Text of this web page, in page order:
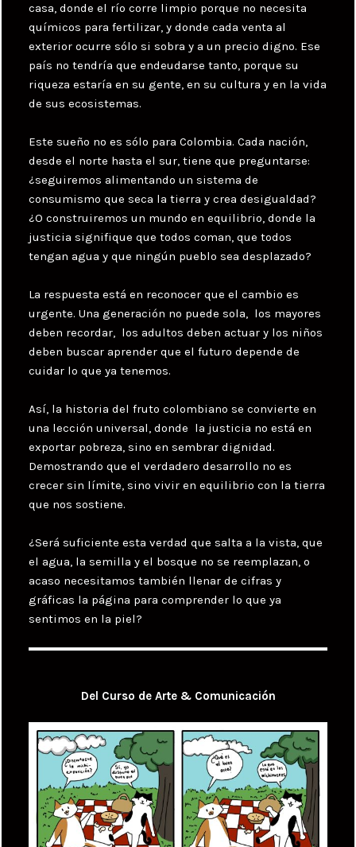
casa, donde el río corre limpio porque no necesita
químicos para fertilizar, y donde cada venta al
exterior ocurre sólo si sobra y a un precio digno. Ese
país no tendría que endeudarse tanto, porque su
riqueza estaría en su gente, en su cultura y en la vida
de sus ecosistemas.
Este sueño no es sólo para Colombia. Cada nación,
desde el norte hasta el sur, tiene que preguntarse:
¿seguiremos alimentando un sistema de
consumismo que seca la tierra y crea desigualdad?
¿O construiremos un mundo en equilibrio, donde la
justicia signifique que todos coman, que todos
tengan agua y que ningún pueblo sea desplazado?
La respuesta está en reconocer que el cambio es
urgente. Una generación no puede sola, los mayores
deben recordar, los adultos deben actuar y los niños
deben buscar aprender que el futuro depende de
cuidar lo que ya tenemos.
Así, la historia del fruto colombiano se convierte en
una lección universal, donde la justicia no está en
exportar pobreza, sino en sembrar dignidad.
Demostrando que el verdadero desarrollo no es
crecer sin límite, sino vivir en equilibrio con la tierra
que nos sostiene.
¿Será suficiente esta verdad que salta a la vista, que
el agua, la semilla y el bosque no se reemplazan, o
acaso necesitamos también llenar de cifras y
gráficas la página para comprender lo que ya
sentimos en la piel?
Del Curso de Arte & Comunicación